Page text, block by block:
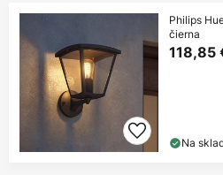
Philips
čierna
118,85
Na